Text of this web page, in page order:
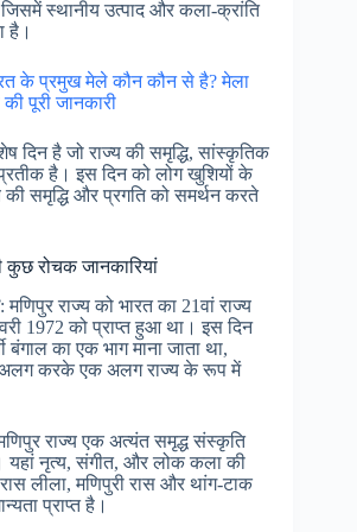
स्थानीय उत्पाद और कला-क्रांति
है।
के प्रमुख मेले कौन कौन से है? मेला
पूरी जानकारी
दिन है जो राज्य की समृद्धि, सांस्कृतिक
है। इस दिन को लोग खुशियों के
समृद्धि और प्रगति को समर्थन करते
रोचक जानकारियां
: मणिपुर राज्य को भारत का 21वां राज्य
1972 को प्राप्त हुआ था। इस दिन
बंगाल का एक भाग माना जाता था,
करके एक अलग राज्य के रूप में
राज्य एक अत्यंत समृद्ध संस्कृति
नृत्य, संगीत, और लोक कला की
लीला, मणिपुरी रास और थांग-टाक
प्राप्त है।